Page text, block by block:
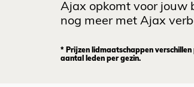
Ajax opkomt voor jouw
nog meer met Ajax
* Prijzen lidmaatschappen
aantal leden per gezin.